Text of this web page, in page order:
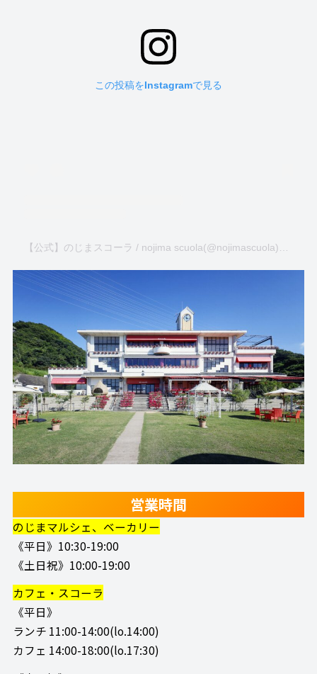
この投稿をInstagramで見る
営業時間
のじまマルシェ、ベーカリー
《平日》10:30-19:00
《土日祝》10:00-19:00
カフェ・スコーラ
《平日》
ランチ 11:00-14:00(lo.14:00)
カフェ 14:00-18:00(lo.17:30)